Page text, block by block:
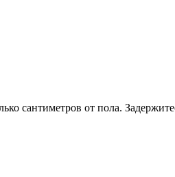
сантиметров от пола.